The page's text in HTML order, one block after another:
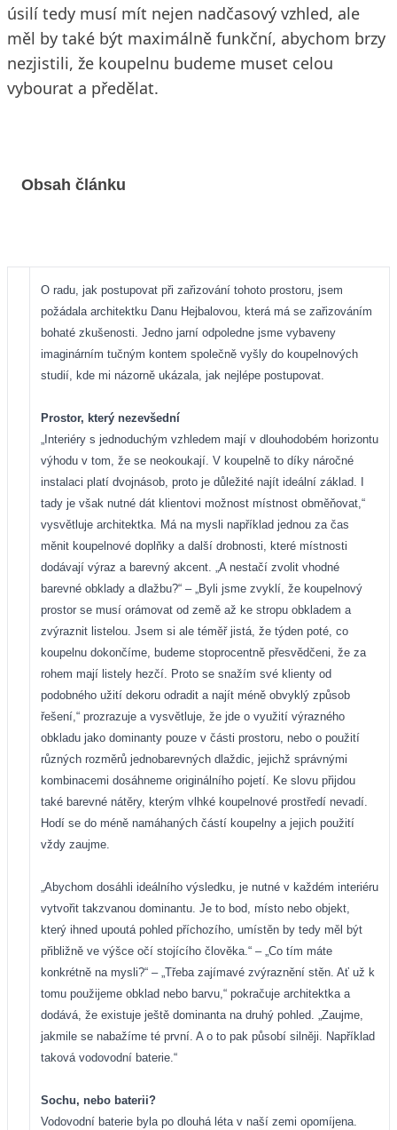
úsilí tedy musí mít nejen nadčasový vzhled, ale
měl by také být maximálně funkční, abychom brzy
nezjistili, že koupelnu budeme muset celou
vybourat a předělat.
Obsah článku
O radu, jak postupovat při zařizování tohoto prostoru, jsem
požádala architektku Danu Hejbalovou, která má se zařizováním
bohaté zkušenosti. Jedno jarní odpoledne jsme vybaveny
imaginárním tučným kontem společně vyšly do koupelnových
studií, kde mi názorně ukázala, jak nejlépe postupovat.
Prostor, který nezevšední
„Interiéry s jednoduchým vzhledem mají v dlouhodobém horizontu
výhodu v tom, že se neokoukají. V koupelně to díky náročné
instalaci platí dvojnásob, proto je důležité najít ideální základ. I
tady je však nutné dát klientovi možnost místnost obměňovat,“
vysvětluje architektka. Má na mysli například jednou za čas
měnit koupelnové doplňky a další drobnosti, které místnosti
dodávají výraz a barevný akcent. „A nestačí zvolit vhodné
barevné obklady a dlažbu?“ – „Byli jsme zvyklí, že koupelnový
prostor se musí orámovat od země až ke stropu obkladem a
zvýraznit listelou. Jsem si ale téměř jistá, že týden poté, co
koupelnu dokončíme, budeme stoprocentně přesvědčeni, že za
rohem mají listely hezčí. Proto se snažím své klienty od
podobného užití dekoru odradit a najít méně obvyklý způsob
řešení,“ prozrazuje a vysvětluje, že jde o využití výrazného
obkladu jako dominanty pouze v části prostoru, nebo o použití
různých rozměrů jednobarevných dlaždic, jejichž správnými
kombinacemi dosáhneme originálního pojetí. Ke slovu přijdou
také barevné nátěry, kterým vlhké koupelnové prostředí nevadí.
Hodí se do méně namáhaných částí koupelny a jejich použití
vždy zaujme.
„Abychom dosáhli ideálního výsledku, je nutné v každém interiéru
vytvořit takzvanou dominantu. Je to bod, místo nebo objekt,
který ihned upoutá pohled příchozího, umístěn by tedy měl být
přibližně ve výšce očí stojícího člověka.“ – „Co tím máte
konkrétně na mysli?“ – „Třeba zajímavé zvýraznění stěn. Ať už k
tomu použijeme obklad nebo barvu,“ pokračuje architektka a
dodává, že existuje ještě dominanta na druhý pohled. „Zaujme,
jakmile se nabažíme té první. A o to pak působí silněji. Například
taková vodovodní baterie.“
Sochu, nebo baterii?
Vodovodní baterie byla po dlouhá léta v naší zemi opomíjena.